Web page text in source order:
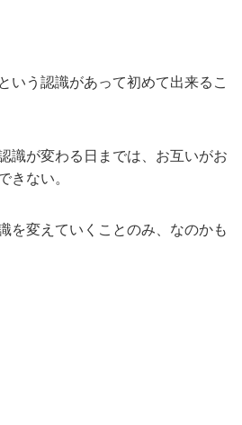
いう認識があって初めて出来るこ
識が変わる日までは、お互いがお
きない。
を変えていくことのみ、なのかも